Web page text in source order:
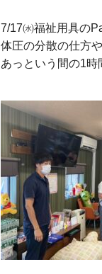
7/17㈬福祉用具の
体圧の分散の仕方
あっという間の1時